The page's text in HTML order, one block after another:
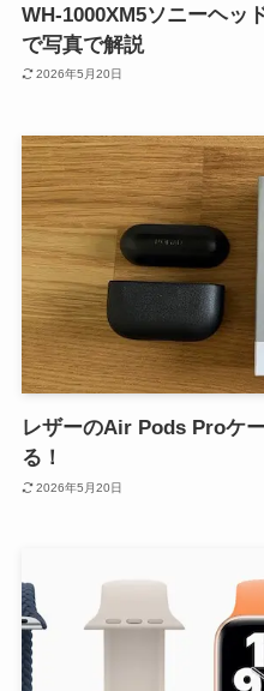
WH-1000XM5ソニーヘッ
で写真で解説
2026年5月20日
レザーのAir Pods Proケ
る！
2026年5月20日